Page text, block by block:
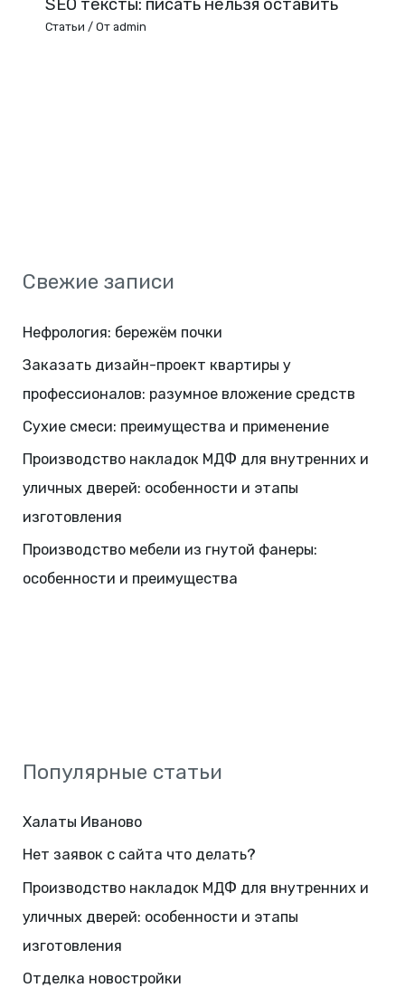
SEO тексты: писать нельзя оставить
Статьи / От admin
Свежие записи
Нефрология: бережём почки
Заказать дизайн-проект квартиры у
профессионалов: разумное вложение средств
Сухие смеси: преимущества и применение
Производство накладок МДФ для внутренних и
уличных дверей: особенности и этапы
изготовления
Производство мебели из гнутой фанеры:
особенности и преимущества
Популярные статьи
Халаты Иваново
Нет заявок с сайта что делать?
Производство накладок МДФ для внутренних и
уличных дверей: особенности и этапы
изготовления
Отделка новостройки